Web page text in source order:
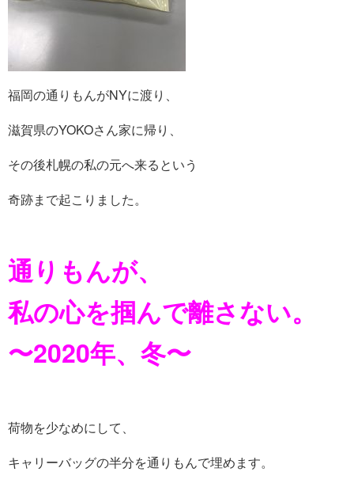
福岡の通りもんがNYに渡り、
滋賀県のYOKOさん家に帰り、
その後札幌の私の元へ来るという
奇跡まで起こりました。
通りもんが、
私の心を掴んで離さない。
〜2020年、冬〜
荷物を少なめにして、
キャリーバッグの半分を通りもんで埋めます。